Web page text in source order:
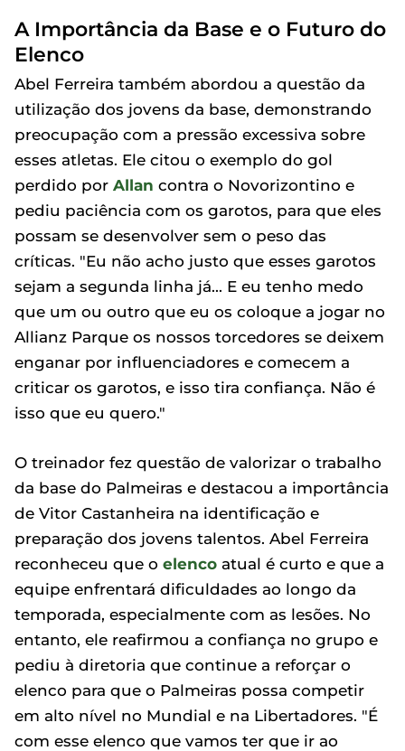
A Importância da Base e o Futuro do
Elenco
Abel Ferreira também abordou a questão da
utilização dos jovens da base, demonstrando
preocupação com a pressão excessiva sobre
esses atletas. Ele citou o exemplo do gol
perdido por Allan contra o Novorizontino e
pediu paciência com os garotos, para que eles
possam se desenvolver sem o peso das
críticas. "Eu não acho justo que esses garotos
sejam a segunda linha já... E eu tenho medo
que um ou outro que eu os coloque a jogar no
Allianz Parque os nossos torcedores se deixem
enganar por influenciadores e comecem a
criticar os garotos, e isso tira confiança. Não é
isso que eu quero."
O treinador fez questão de valorizar o trabalho
da base do Palmeiras e destacou a importância
de Vitor Castanheira na identificação e
preparação dos jovens talentos. Abel Ferreira
reconheceu que o elenco atual é curto e que a
equipe enfrentará dificuldades ao longo da
temporada, especialmente com as lesões. No
entanto, ele reafirmou a confiança no grupo e
pediu à diretoria que continue a reforçar o
elenco para que o Palmeiras possa competir
em alto nível no Mundial e na Libertadores. "É
com esse elenco que vamos ter que ir ao